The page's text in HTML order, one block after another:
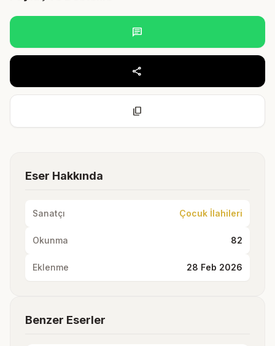
chat
share
content_copy
Eser Hakkında
Sanatçı Çocuk İlahileri
Okunma 82
Eklenme 28 Feb 2026
Benzer Eserler